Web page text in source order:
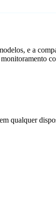
e a
qualquer